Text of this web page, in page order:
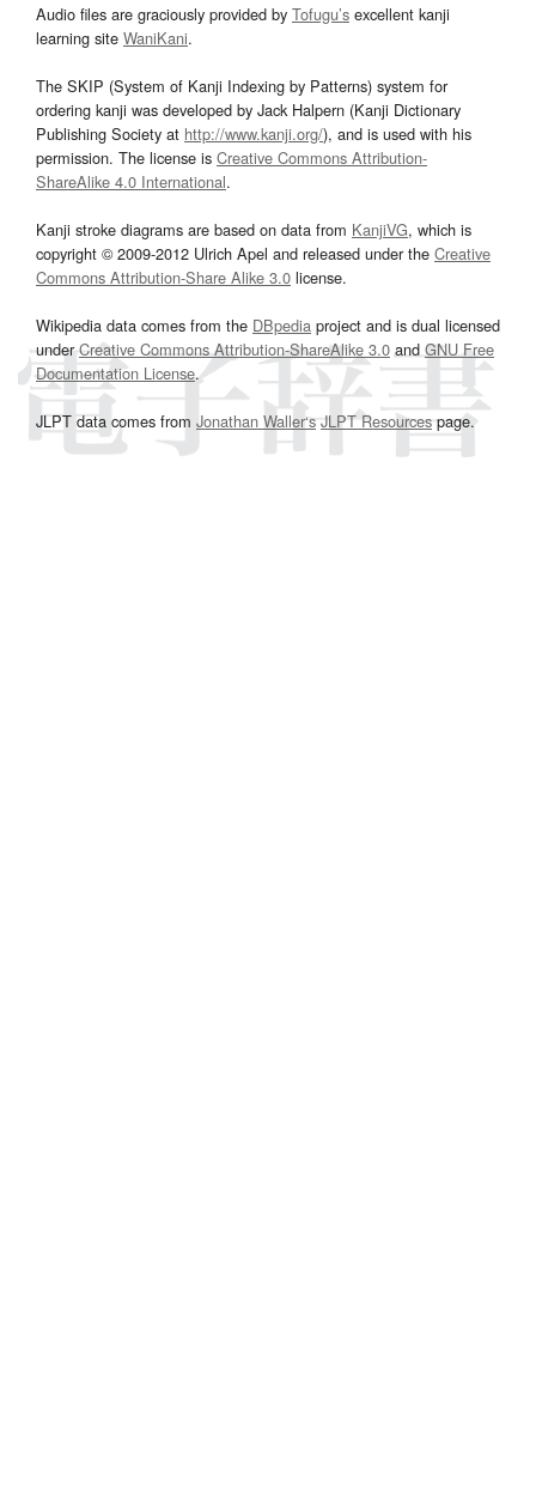
Audio files are graciously provided by Tofugu’s excellent kanji
learning site WaniKani.
The SKIP (System of Kanji Indexing by Patterns) system for
ordering kanji was developed by Jack Halpern (Kanji Dictionary
Publishing Society at http://www.kanji.org/), and is used with his
permission. The license is Creative Commons Attribution-
ShareAlike 4.0 International.
Kanji stroke diagrams are based on data from KanjiVG, which is
copyright © 2009-2012 Ulrich Apel and released under the Creative
Commons Attribution-Share Alike 3.0 license.
Wikipedia data comes from the DBpedia project and is dual licensed
underCreative Commons Attribution-ShareAlike 3.0and GNU Free
Documentation License.
JLPT data comes from Jonathan Waller‘s JLPT Resourcespage.